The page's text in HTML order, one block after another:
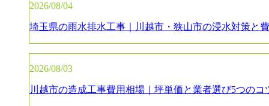
2026/08/04
埼玉県の雨水排水工事｜川越市・狭山市の浸水対策と
2026/08/03
川越市の造成工事費用相場｜坪単価と業者選び5つのコ